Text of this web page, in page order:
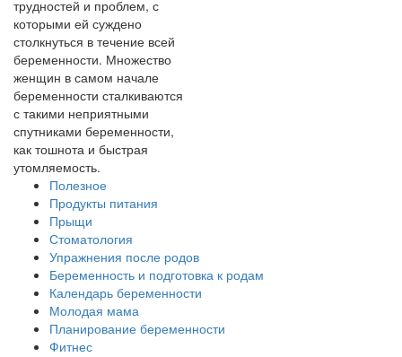
трудностей и проблем, с
которыми ей суждено
столкнуться в течение всей
беременности. Множество
женщин в самом начале
беременности сталкиваются
с такими неприятными
спутниками беременности,
как тошнота и быстрая
утомляемость.
Полезное
Продукты питания
Прыщи
Стоматология
Упражнения после родов
Беременность и подготовка к родам
Календарь беременности
Молодая мама
Планирование беременности
Фитнес